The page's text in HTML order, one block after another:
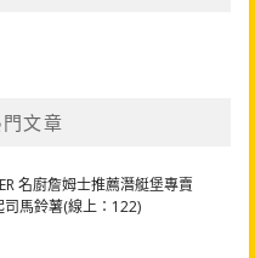
文章
名廚詹姆士推薦潛艇堡專賣
馬鈴薯(線上：122)